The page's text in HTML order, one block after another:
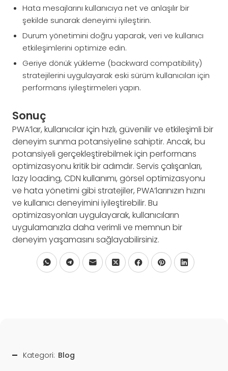
Hata mesajlarını kullanıcıya net ve anlaşılır bir
şekilde sunarak deneyimi iyileştirin.
Durum yönetimini doğru yaparak, veri ve kullanıcı
etkileşimlerini optimize edin.
Geriye dönük yükleme (backward compatibility)
stratejilerini uygulayarak eski sürüm kullanıcıları için
performans iyileştirmeleri yapın.
Sonuç
PWA’lar, kullanıcılar için hızlı, güvenilir ve etkileşimli bir
deneyim sunma potansiyeline sahiptir. Ancak, bu
potansiyeli gerçekleştirebilmek için performans
optimizasyonu kritik bir adımdır. Servis çalışanları,
lazy loading, CDN kullanımı, görsel optimizasyonu
ve hata yönetimi gibi stratejiler, PWA’larınızın hızını
ve kullanıcı deneyimini iyileştirebilir. Bu
optimizasyonları uygulayarak, kullanıcıların
uygulamanızla daha verimli ve memnun bir
deneyim yaşamasını sağlayabilirsiniz.
Kategori: Blog